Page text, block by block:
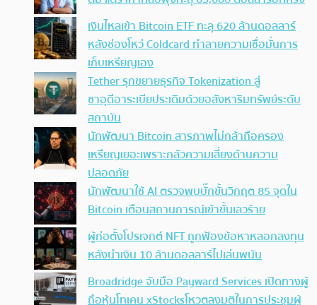
เงินไหลเข้า Bitcoin ETF ทะลุ 620 ล้านดอลลาร์
หลังช่องโหว่ Coldcard ทำลายความเชื่อมั่นการ
เก็บเหรียญเอง
Tether รุกขยายธุรกิจ Tokenization สู่
ซาอุดีอาระเบียประเดิมด้วยอสังหาริมทรัพย์ระดับ
สถาบัน
นักพัฒนา Bitcoin สารภาพไม่กล้าถือครอง
เหรียญเยอะเพราะกลัวความเสี่ยงด้านความ
ปลอดภัย
นักพัฒนาใช้ AI ตรวจพบบั๊กขั้นวิกฤต 85 จุดใน
Bitcoin เตือนสถานการณ์เข้าขั้นเลวร้าย
ผู้ก่อตั้งโปรเจกต์ NFT ถูกฟ้องข้อหาหลอกลงทุน
หลังนำเงิน 10 ล้านดอลลาร์ไปเล่นพนัน
Broadridge จับมือ Payward Services เปิดทางผู้
ถือหุ้นโทเคน xStocksโหวตลงมติในการประชุมผู้